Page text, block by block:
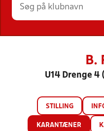
B.
U14 Drenge 4
STILLING
KARANTÆNER